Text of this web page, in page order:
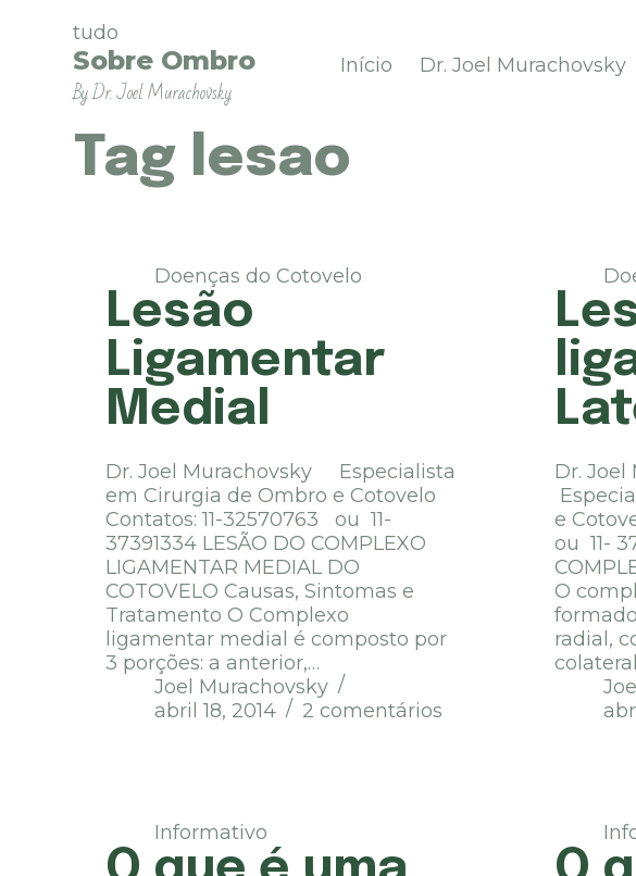
tudo
Sobre Ombro
By Dr. Joel Murachovsky
Início Dr. Joel Murachovsky
Tag lesao
Doenças do Cotovelo
Lesão
Ligamentar
Medial
Dr. Joel Murachovsky Especialista
em Cirurgia de Ombro e Cotovelo
Contatos: 11-32570763 ou 11-
37391334 LESÃO DO COMPLEXO
LIGAMENTAR MEDIAL DO
COTOVELO Causas, Sintomas e
Tratamento O Complexo
ligamentar medial é composto por
3 porções: a anterior,…
Joel Murachovsky
abril 18, 2014
2 comentários
Dr.
e
ou 11-
O
radial,
Informativo